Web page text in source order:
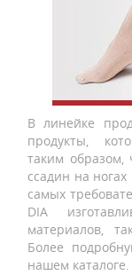
В линейке
продукты,
таким
ссадин на
самых
DIA
материалов,
Более
нашем каталоге.